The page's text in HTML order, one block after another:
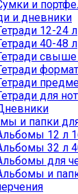
и
и дневники
12-24 л
40-48 л
свыше
для нот
и папки
12 л
32 л
для
и